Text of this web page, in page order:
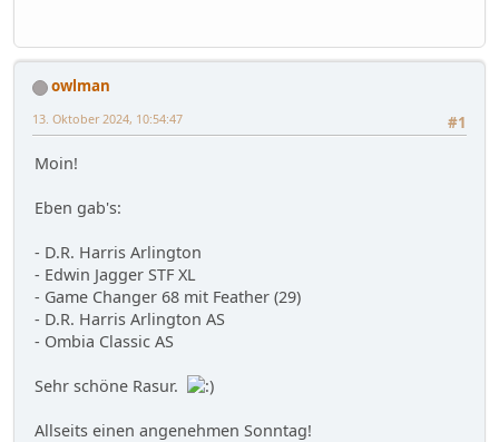
owlman
#1
13. Oktober 2024, 10:54:47
Moin!
Eben gab's:
- D.R. Harris Arlington
- Edwin Jagger STF XL
- Game Changer 68 mit Feather (29)
- D.R. Harris Arlington AS
- Ombia Classic AS
Sehr schöne Rasur.
Allseits einen angenehmen Sonntag!